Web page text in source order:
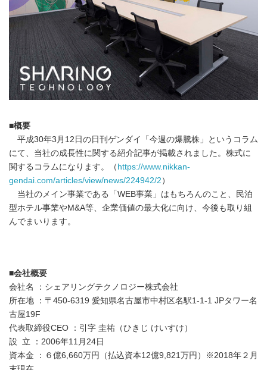
■概要
平成30年3月12日の日刊ゲンダイ「今週の爆騰株」というコラム
にて、当社の成長性に関する紹介記事が掲載されました。株式に
関するコラムになります。（ https://www.nikkan-
gendai.com/articles/view/news/224942/2 ）
当社のメイン事業である「WEB事業」はもちろんのこと、民泊
型ホテル事業やM&A等、企業価値の最大化に向け、今後も取り組
んでまいります。
■会社概要
会社名 ：シェアリングテクノロジー株式会社
所在地 ：〒450-6319 愛知県名古屋市中村区名駅1-1-1 JPタワー名
古屋19F
代表取締役CEO ：引字 圭祐（ひきじ けいすけ）
設 立 ：2006年11月24日
資本金 ：６億6,660万円（払込資本12億9,821万円）※2018年２月